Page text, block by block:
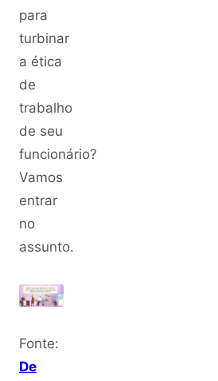
para
turbinar
a ética
de
trabalho
de seu
funcionário?
Vamos
entrar
no
assunto.
Fonte:
De